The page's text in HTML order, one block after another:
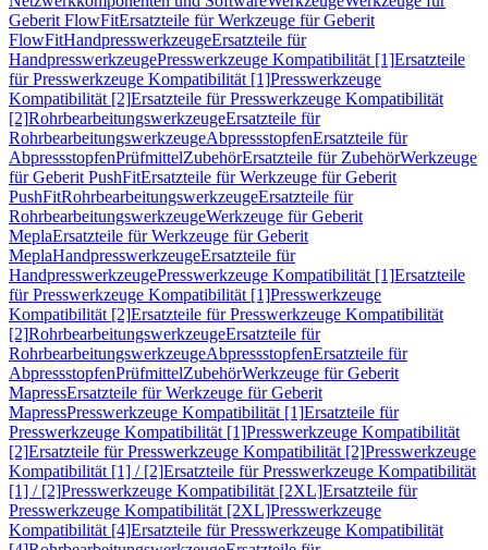
Geberit FlowFitErsatzteile für Werkzeuge für Geberit
FlowFitHandpresswerkzeugeErsatzteile für
HandpresswerkzeugePresswerkzeuge Kompatibilität [1]Ersatzteile
für Presswerkzeuge Kompatibilität [1]Presswerkzeuge
Kompatibilität [2]Ersatzteile für Presswerkzeuge Kompatibilität
[2]RohrbearbeitungswerkzeugeErsatzteile für
RohrbearbeitungswerkzeugeAbpressstopfenErsatzteile für
AbpressstopfenPrüfmittelZubehörErsatzteile für ZubehörWerkzeuge
für Geberit PushFitErsatzteile für Werkzeuge für Geberit
PushFitRohrbearbeitungswerkzeugeErsatzteile für
RohrbearbeitungswerkzeugeWerkzeuge für Geberit
MeplaErsatzteile für Werkzeuge für Geberit
MeplaHandpresswerkzeugeErsatzteile für
HandpresswerkzeugePresswerkzeuge Kompatibilität [1]Ersatzteile
für Presswerkzeuge Kompatibilität [1]Presswerkzeuge
Kompatibilität [2]Ersatzteile für Presswerkzeuge Kompatibilität
[2]RohrbearbeitungswerkzeugeErsatzteile für
RohrbearbeitungswerkzeugeAbpressstopfenErsatzteile für
AbpressstopfenPrüfmittelZubehörWerkzeuge für Geberit
MapressErsatzteile für Werkzeuge für Geberit
MapressPresswerkzeuge Kompatibilität [1]Ersatzteile für
Presswerkzeuge Kompatibilität [1]Presswerkzeuge Kompatibilität
[2]Ersatzteile für Presswerkzeuge Kompatibilität [2]Presswerkzeuge
Kompatibilität [1] / [2]Ersatzteile für Presswerkzeuge Kompatibilität
[1] / [2]Presswerkzeuge Kompatibilität [2XL]Ersatzteile für
Presswerkzeuge Kompatibilität [2XL]Presswerkzeuge
Kompatibilität [4]Ersatzteile für Presswerkzeuge Kompatibilität